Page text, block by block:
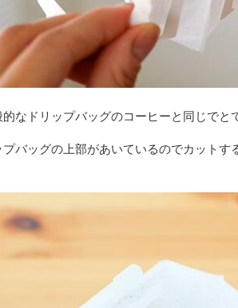
なドリップバッグのコーヒーと同じでと
プバッグの上部があいているのでカットす